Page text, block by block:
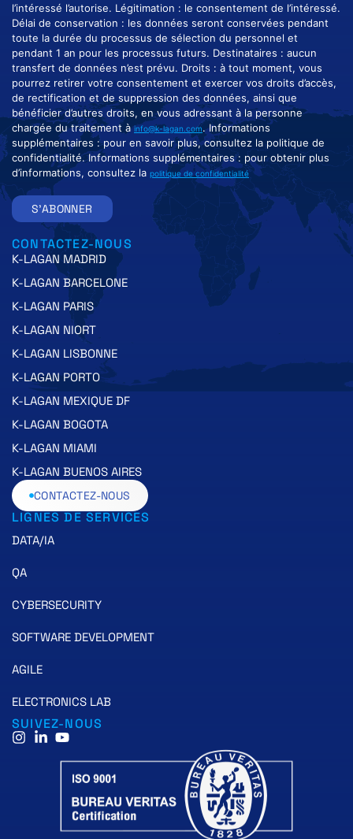
l’intéressé l’autorise. Légitimation : le consentement de l’intéressé.
Délai de conservation : les données seront conservées pendant
toute la durée du processus de sélection du personnel et
pendant 1 an pour les processus futurs. Destinataires : aucun
transfert de données n’est prévu. Droits : à tout moment, vous
pourrez retirer votre consentement et exercer vos droits d’accès,
de rectification et de suppression des données, ainsi que
bénéficier d’autres droits, en vous adressant à la personne
chargée du traitement àinfo@k-lagan.com. Informations
supplémentaires : pour en savoir plus, consultez la politique de
confidentialité. Informations supplémentaires : pour obtenir plus
d’informations, consultez la politique de confidentialité
S'ABONNER
CONTACTEZ-NOUS
K-LAGAN MADRID
K-LAGAN BARCELONE
K-LAGAN PARIS
K-LAGAN NIORT
K-LAGAN LISBONNE
K-LAGAN PORTO
K-LAGAN MEXIQUE DF
K-LAGAN BOGOTA
K-LAGAN MIAMI
K-LAGAN BUENOS AIRES
CONTACTEZ-NOUS
LIGNES DE SERVICES
DATA/IA
QA
CYBERSECURITY
SOFTWARE DEVELOPMENT
AGILE
ELECTRONICS LAB
SUIVEZ-NOUS